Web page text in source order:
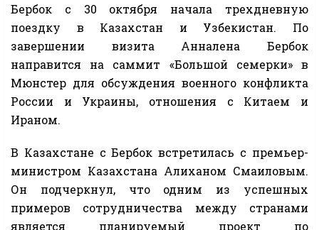
Бербок с 30 октября начала трехдневную
поездку в Казахстан и Узбекистан. По
завершении визита Анналена Бербок
направится на саммит «Большой семерки» в
Мюнстер для обсуждения военного конфликта
России и Украины, отношения с Китаем и
Ираном.
В Казахстане с Бербок встретилась с премьер-
министром Казахстана Алиханом Смаиловым.
Он подчеркнул, что одним из успешных
примеров сотрудничества между странами
является планируемый проект по